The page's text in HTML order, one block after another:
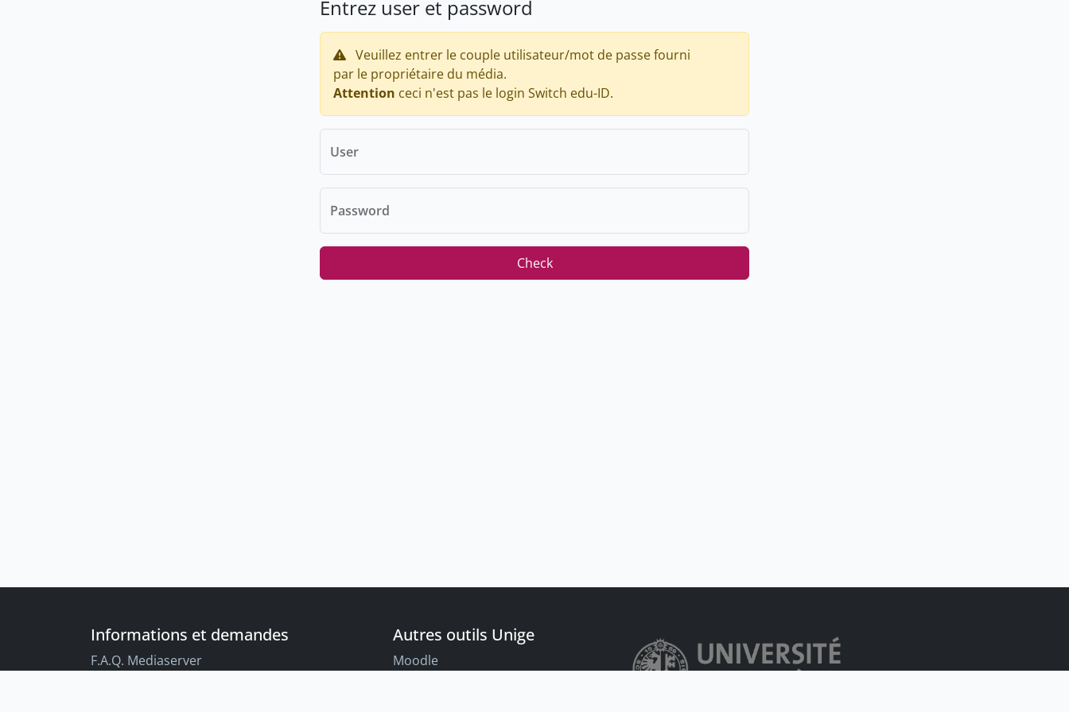
Entrez user et password
Veuillez entrer le couple utilisateur/mot de passe fourni
par le propriétaire du média.
Attention ceci n'est pas le login Switch edu-ID.
User
Password
Check
Informations et demandes
F.A.Q. Mediaserver
Autres outils Unige
Moodle